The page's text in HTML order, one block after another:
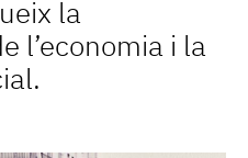
la
l’economia i la